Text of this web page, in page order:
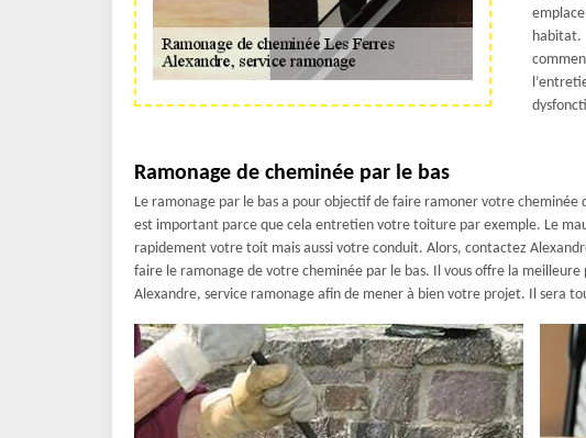
Ramonage de cheminée par le bas
Le ramonage par le bas a pour objectif de faire ramoner votre
est important parce que cela entretien votre toiture par exemple. Le
rapidement votre toit mais aussi votre conduit. Alors, contactez
faire le ramonage de votre cheminée par le bas. Il vous offre la
Alexandre, service ramonage afin de mener à bien votre projet. Il sera